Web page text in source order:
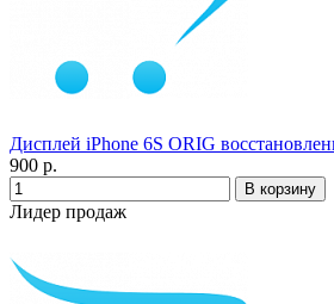
Дисплей iPhone 6S ORIG
900 р.
Лидер продаж